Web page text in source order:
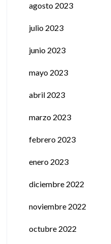
agosto 2023
julio 2023
junio 2023
mayo 2023
abril 2023
marzo 2023
febrero 2023
enero 2023
diciembre 2022
noviembre 2022
octubre 2022